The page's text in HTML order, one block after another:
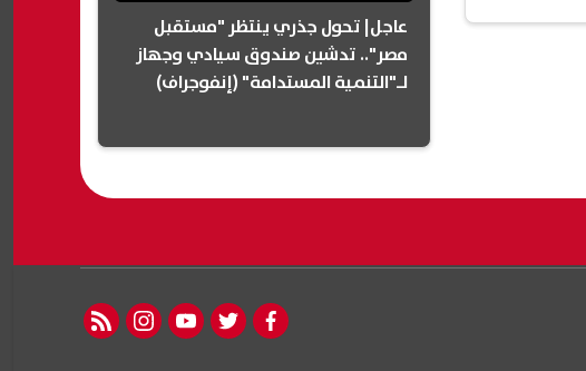
عاجل| تحول جذري ينتظر "مستقبل
مصر".. تدشين صندوق سيادي وجهاز
لـ"التنمية المستدامة" (إنفوجراف)
facebook
twitter
youtube
instagram
rss feed